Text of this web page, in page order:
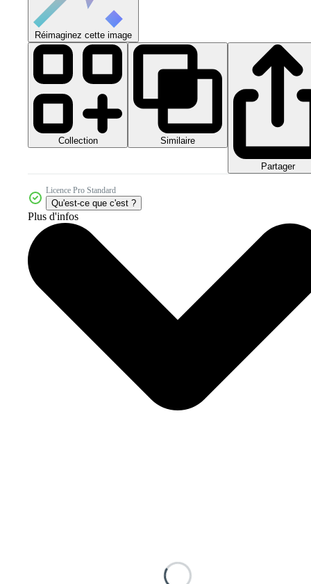
Réimaginez cette image
Collection Similaire
Partager
Licence Pro Standard
Qu'est-ce que c'est ?
Plus d'infos